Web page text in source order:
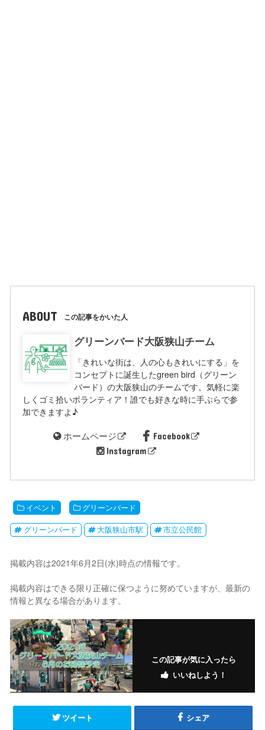
ABOUT この記事をかいた人
グリーンバード大阪狭山チーム
「きれいな街は、人の心もきれいにする」を
コンセプトに誕生したgreen bird（グリーン
バード）の大阪狭山のチームです。気軽に楽
しくゴミ拾いボランティア！誰でも好きな時に手ぶらで参
加できますよ♪
ホームページ
Facebook
Instagram
イベント グリーンバード
グリーンバード 大阪狭山市駅 市立公民館
掲載内容は2021年6月2日(水)時点の情報です。
掲載内容はできる限り正確に保つように努めていますが、最新の
情報と異なる場合があります。
この記事が気に入ったら
いいねしよう！
ツイート シェア